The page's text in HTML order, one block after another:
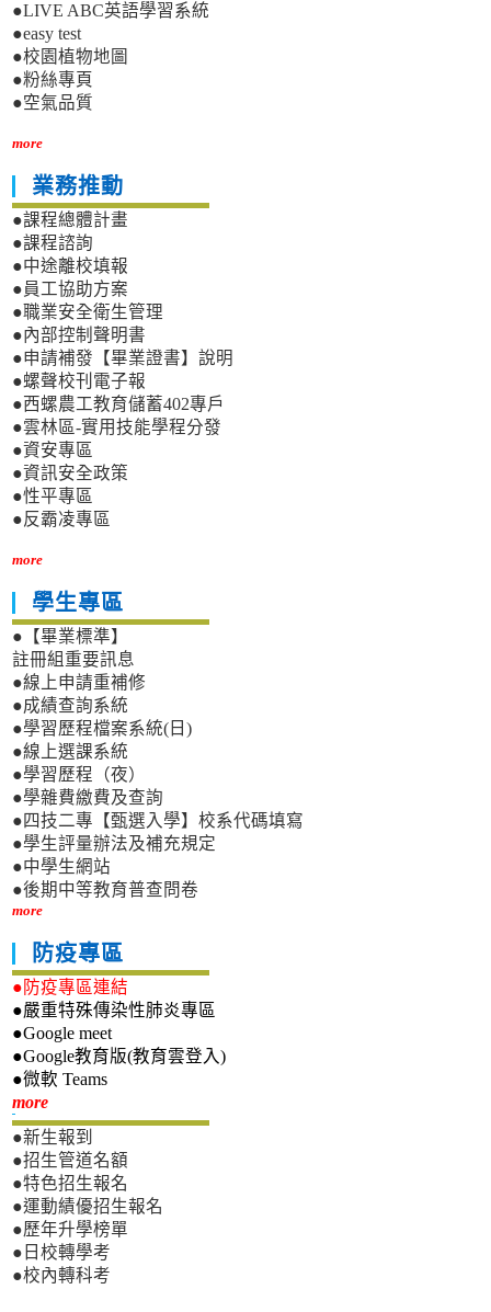
●LIVE ABC英語學習系統
●easy test
●校園植物地圖
●粉絲專頁
●空氣品質
more
業務推動
●課程總體計畫
●課程諮詢
●中途離校填報
●員工協助方案
●職業安全衛生管理
●內部控制聲明書
●申請補發【畢業證書】說明
●螺聲校刊電子報
●西螺農工教育儲蓄402專戶
●雲林區-實用技能學程分發
●資安專區
●資訊安全政策
●性平專區
●反霸凌專區
more
學生專區
●【畢業標準】
註冊組重要訊息
●線上申請重補修
●成績查詢系統
●學習歷程檔案系統(日)
●線上選課系統
●學習歷程（夜）
●學雜費繳費及查詢
●四技二專【甄選入學】校系代碼填寫
●學生評量辦法及補充規定
●中學生網站
●後期中等教育普查問卷
more
防疫專區
●防疫專區連結
●嚴重特殊傳染性肺炎專區
●Google meet
●Google教育版(教育雲登入)
●微軟 Teams
more新生專區
●新生報到
●招生管道名額
●特色招生報名
●運動績優招生報名
●歷年升學榜單
●日校轉學考
●校內轉科考